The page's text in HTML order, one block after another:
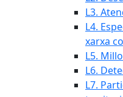
L3.
L4.
xarxa
L5.
L6.
L7.